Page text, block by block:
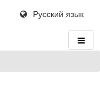
Русский язык